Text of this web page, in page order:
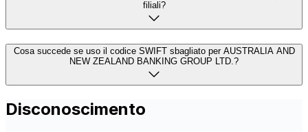
filiali?
Cosa succede se uso il codice SWIFT sbagliato per AUSTRALIA AND
NEW ZEALAND BANKING GROUP LTD.?
Disconoscimento